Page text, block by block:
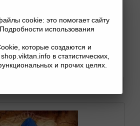
Амулеты, сделанные мною –
нанесенный на натуральный
роль в Вашей жизни. Любой Оберег,
Желания, будет специально
по натальной карте, и будет
именно в подходящий для Вас
cookie: это помогает сайту
использования
которые создаются и
в статистических,
и прочих целях.